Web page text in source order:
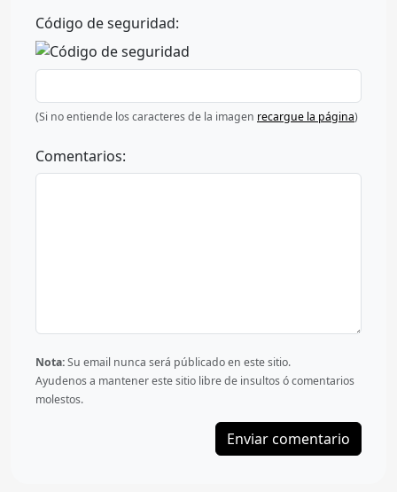
Código de seguridad:
(Si no entiende los caracteres de la imagen recargue la página)
Comentarios:
Nota:Su email nunca será públicado en este sitio.
Ayudenos a mantener este sitio libre de insultos ó comentarios
molestos.